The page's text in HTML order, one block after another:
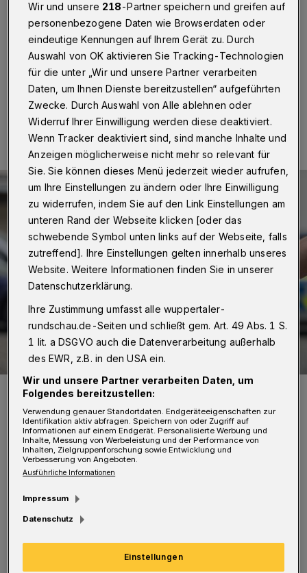
dem Präsidium an der Kreuzung Friedrichstraße /
Friedrichschulstraße einen Porsche Panamera zu
kontrollieren. Als sich die Polizisten dem Auto zu Fuß
näherten, fuhr der Porsche davon.
02.11.2022 , 12:49 Uhr Eine Minute Lesezeit
Symbolbild.
D
ie Einsatzkräfte nahmen in einen
Streifenwagen die Verfolgung auf.
Ein Zeuge machte auf sich aufmerksam und
erklärte, dass das flüchtige Auto die Neue
Wir und unsere 218-Partner speichern und greifen auf
personenbezogene Daten wie Browserdaten oder
eindeutige Kennungen auf Ihrem Gerät zu. Durch
Auswahl von OK aktivieren Sie Tracking-Technologien
für die unter „Wir und unsere Partner verarbeiten
Daten, um Ihnen Dienste bereitzustellen“ aufgeführten
Zwecke. Durch Auswahl von Alle ablehnen oder
Widerruf Ihrer Einwilligung werden diese deaktiviert.
Wenn Tracker deaktiviert sind, sind manche Inhalte und
Anzeigen möglicherweise nicht mehr so relevant für
Sie. Sie können dieses Menü jederzeit wieder aufrufen,
um Ihre Einstellungen zu ändern oder Ihre Einwilligung
zu widerrufen, indem Sie auf den Link Einstellungen am
unteren Rand der Webseite klicken [oder das
schwebende Symbol unten links auf der Webseite, falls
zutreffend]. Ihre Einstellungen gelten innerhalb unseres
Website. Weitere Informationen finden Sie in unserer
Datenschutzerklärung.
Ihre Zustimmung umfasst alle wuppertaler-
rundschau.de-Seiten und schließt gem. Art. 49 Abs. 1 S.
1 lit. a DSGVO auch die Datenverarbeitung außerhalb
des EWR, z.B. in den USA ein.
Wir und unsere Partner verarbeiten Daten, um
Folgendes bereitzustellen:
Verwendung genauer Standortdaten. Endgeräteeigenschaften zur
Identifikation aktiv abfragen. Speichern von oder Zugriff auf
Informationen auf einem Endgerät. Personalisierte Werbung und
Inhalte, Messung von Werbeleistung und der Performance von
Inhalten, Zielgruppenforschung sowie Entwicklung und
Verbesserung von Angeboten.
Ausführliche Informationen
Impressum
Datenschutz
Einstellungen